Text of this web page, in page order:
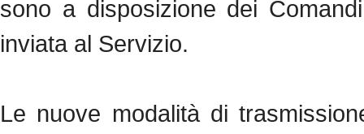
sono a disposizione dei
inviata al Servizio.
Le nuove modalità di